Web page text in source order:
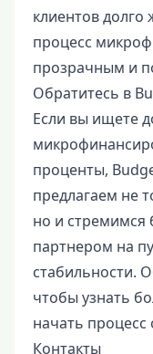
клиентов
процесс
прозрачным и
Обратитесь в
Если вы ищете
проценты,
предлагаем не
но и
партнером на
стабильности.
чтобы узнать
начать
Контакты